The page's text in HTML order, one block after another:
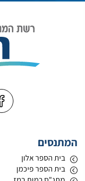
המתנסים
בית הספר אלון
בית הספר פיכמן